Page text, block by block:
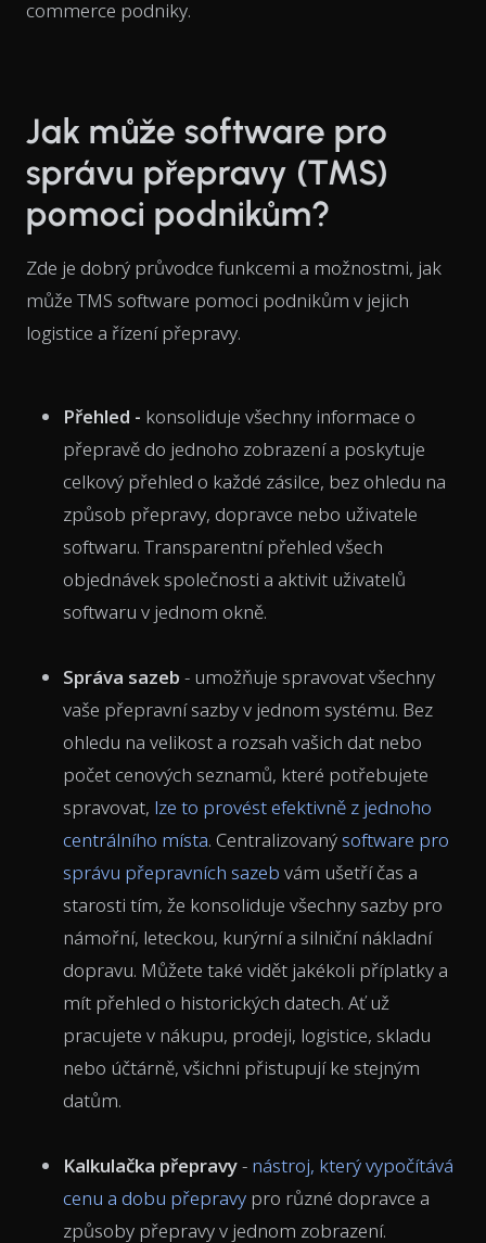
commerce podniky.
Jak může software pro
správu přepravy (TMS)
pomoci podnikům?
Zde je dobrý průvodce funkcemi a možnostmi, jak
může TMS software pomoci podnikům v jejich
logistice a řízení přepravy.
Přehled - konsoliduje všechny informace o
přepravě do jednoho zobrazení a poskytuje
celkový přehled o každé zásilce, bez ohledu na
způsob přepravy, dopravce nebo uživatele
softwaru. Transparentní přehled všech
objednávek společnosti a aktivit uživatelů
softwaru v jednom okně.
Správa sazeb - umožňuje spravovat všechny
vaše přepravní sazby v jednom systému. Bez
ohledu na velikost a rozsah vašich dat nebo
počet cenových seznamů, které potřebujete
spravovat, lze to provést efektivně z jednoho
centrálního místa. Centralizovaný software pro
správu přepravních sazeb vám ušetří čas a
starosti tím, že konsoliduje všechny sazby pro
námořní, leteckou, kurýrní a silniční nákladní
dopravu. Můžete také vidět jakékoli příplatky a
mít přehled o historických datech. Ať už
pracujete v nákupu, prodeji, logistice, skladu
nebo účtárně, všichni přistupují ke stejným
datům.
Kalkulačka přepravy- nástroj, který vypočítává
cenu a dobu přepravy pro různé dopravce a
způsoby přepravy v jednom zobrazení.